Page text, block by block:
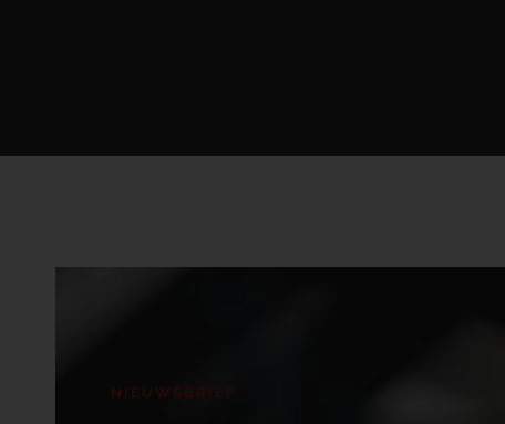
NIEUWSBRIEF